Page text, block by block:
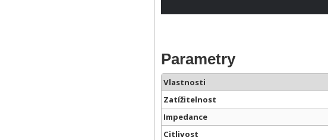
Parametry
Vlastnosti
Zatížitelnost
Impedance
Citlivost